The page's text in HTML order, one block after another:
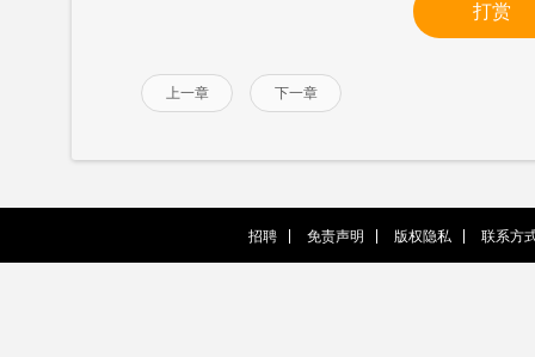
打赏
上一章 下一章
招聘 免责声明 版权隐私 联系方